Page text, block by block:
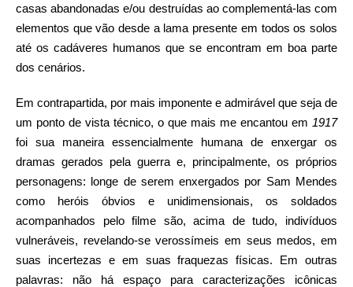
casas abandonadas e/ou destruídas ao complementá-las com
elementos que vão desde a lama presente em todos os solos
até os cadáveres humanos que se encontram em boa parte
dos cenários.
Em contrapartida, por mais imponente e admirável que seja de
um ponto de vista técnico, o que mais me encantou em 1917
foi sua maneira essencialmente humana de enxergar os
dramas gerados pela guerra e, principalmente, os próprios
personagens: longe de serem enxergados por Sam Mendes
como heróis óbvios e unidimensionais, os soldados
acompanhados pelo filme são, acima de tudo, indivíduos
vulneráveis, revelando-se verossímeis em seus medos, em
suas incertezas e em suas fraquezas físicas. Em outras
palavras: não há espaço para caracterizações icônicas